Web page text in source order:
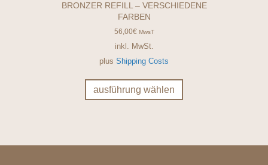
BRONZER REFILL – VERSCHIEDENE
FARBEN
56,00€ MwsT
inkl. MwSt.
plus Shipping Costs
ausführung wählen
weist
Die